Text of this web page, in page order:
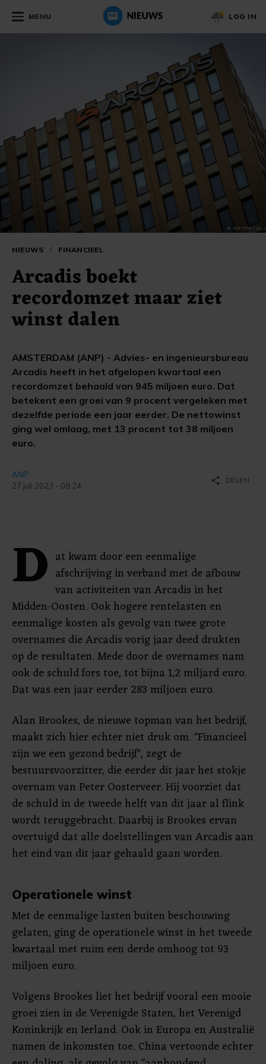
MENU LOG IN
NIEUWS / FINANCIEEL
Arcadis boekt
recordomzet maar ziet
winst dalen
AMSTERDAM (ANP) - Advies- en ingenieursbureau
Arcadis heeft in het afgelopen kwartaal een
recordomzet behaald van 945 miljoen euro. Dat
betekent een groei van 9 procent vergeleken met
dezelfde periode een jaar eerder. De nettowinst
ging wel omlaag, met 13 procent tot 38 miljoen
euro.
ANP
27 juli 2023 - 08:24
share DELEN
D at kwam door een eenmalige
afschrijving in verband met de afbouw
van activiteiten van Arcadis in het
Midden-Oosten. Ook hogere rentelasten en
eenmalige kosten als gevolg van twee grote
overnames die Arcadis vorig jaar deed drukten
op de resultaten. Mede door de overnames nam
ook de schuld fors toe, tot bijna 1,2 miljard euro.
Dat was een jaar eerder 283 miljoen euro.
Alan Brookes, de nieuwe topman van het bedrijf,
maakt zich hier echter niet druk om. "Financieel
zijn we een gezond bedrijf", zegt de
bestuursvoorzitter, die eerder dit jaar het stokje
overnam van Peter Oosterveer. Hij voorziet dat
de schuld in de tweede helft van dit jaar al flink
wordt teruggebracht. Daarbij is Brookes ervan
overtuigd dat alle doelstellingen van Arcadis aan
het eind van dit jaar gehaald gaan worden.
Operationele winst
Met de eenmalige lasten buiten beschouwing
gelaten, ging de operationele winst in het tweede
kwartaal met ruim een derde omhoog tot 93
miljoen euro.
Volgens Brookes liet het bedrijf vooral een mooie
groei zien in de Verenigde Staten, het Verenigd
Koninkrijk en Ierland. Ook in Europa en Australië
namen de inkomsten toe. China vertoonde echter